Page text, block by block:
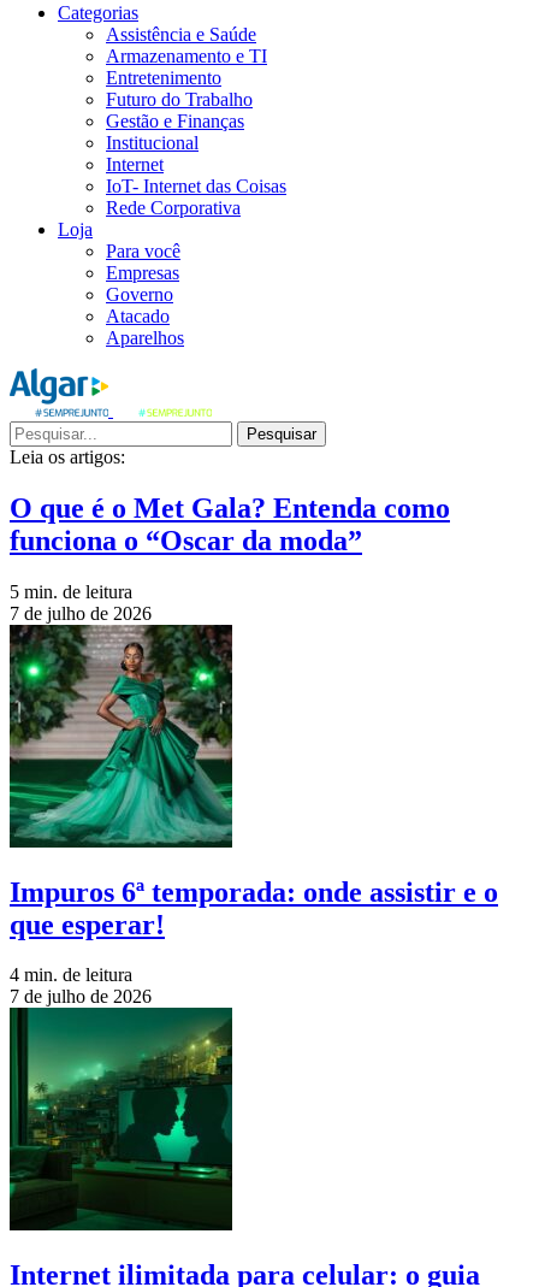
Categorias
Assistência e Saúde
Armazenamento e TI
Entretenimento
Futuro do Trabalho
Gestão e Finanças
Institucional
Internet
IoT- Internet das Coisas
Rede Corporativa
Loja
Para você
Empresas
Governo
Atacado
Aparelhos
Pesquisar
Leia os artigos:
O que é o Met Gala? Entenda como
funciona o “Oscar da moda”
5 min. de leitura
7 de julho de 2026
Impuros 6ª temporada: onde assistir e o
que esperar!
4 min. de leitura
7 de julho de 2026
Internet ilimitada para celular: o guia